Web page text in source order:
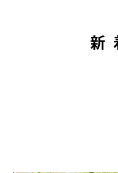
新